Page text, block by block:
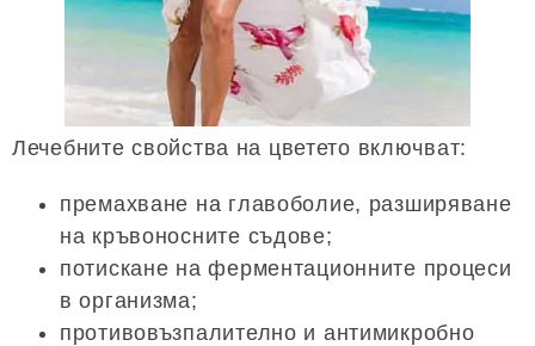
Лечебните свойства на цветето включват:
премахване на главоболие, разширяване
на кръвоносните съдове;
потискане на ферментационните процеси
в организма;
противовъзпалително и антимикробно